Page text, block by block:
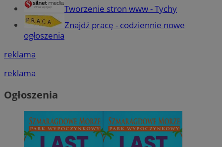
Tworzenie stron www - Tychy
Znajdź pracę - codziennie nowe
ogłoszenia
reklama
reklama
Ogłoszenia